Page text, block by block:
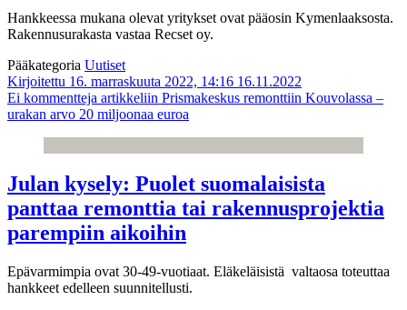
Hankkeessa mukana olevat yritykset ovat pääosin Kymenlaaksosta.
Rakennusurakasta vastaa Recset oy.
Pääkategoria Uutiset
Kirjoitettu 16. marraskuuta 2022, 14:16 16.11.2022
Ei kommentteja artikkeliin Prismakeskus remonttiin Kouvolassa –
urakan arvo 20 miljoonaa euroa
Julan kysely: Puolet suomalaisista
panttaa remonttia tai rakennusprojektia
parempiin aikoihin
Epävarmimpia ovat 30-49-vuotiaat. Eläkeläisistä valtaosa toteuttaa
hankkeet edelleen suunnitellusti.